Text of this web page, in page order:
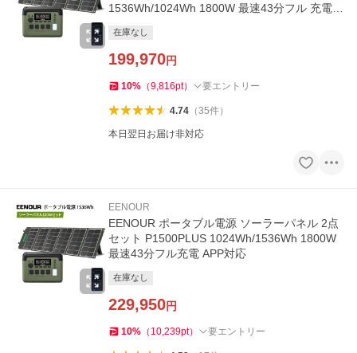
1536Wh/1024Wh 1800W 最速43分フル 充電 A
在庫なし
199,970円
10% （9,816pt） 要エントリー
4.74（35件）
本日翌日お届け非対応
EENOUR
EENOUR ポータブル電源 ソーラーパネル 2点
セット P1500PLUS 1024Wh/1536Wh 1800W
最速43分フル充電 APP対応
在庫なし
229,950円
10% （ 10,239pt） 要エントリー